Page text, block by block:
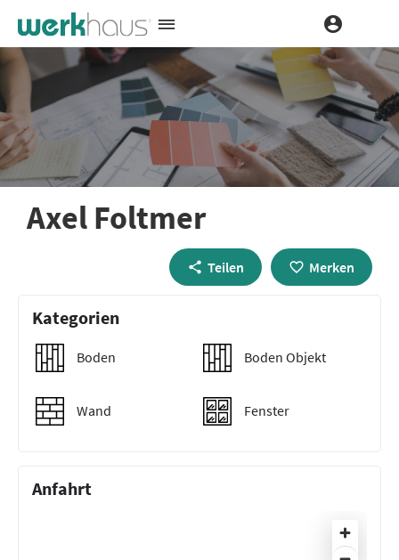
Axel Foltmer
Teilen Merken
Kategorien
Boden Boden Objekt
Wand Fenster
Anfahrt